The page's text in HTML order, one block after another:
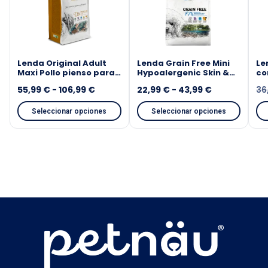
Lenda Original Adult
Maxi Pollo pienso para
55,99 € - 106,99 €
Seleccionar opciones
Lenda Grain Free Mini
Hypoalergenic Skin &
perros
22,99 € - 43,99 €
Seleccionar opciones